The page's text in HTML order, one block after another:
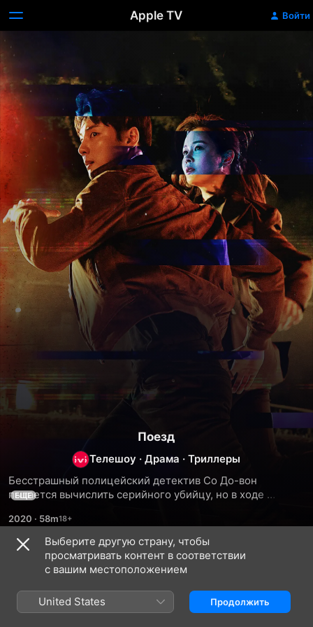
Apple TV Войти
Поезд
Телешоу ·Драма ·Триллеры
Бесстрашный полицейский детектив Со До-вон
пытается вычислить серийного убийцу, но в ходе
любовь. Внезапно мужчина оказывается
в альтернативной реальности, где ещё можно спасти то,
что ему дорого.
ЕЩЕ
2020 · 58m
Сезон 1
Выберите другую страну, чтобы
просматривать контент в соответствии
с вашим местоположением
United States Продолжить